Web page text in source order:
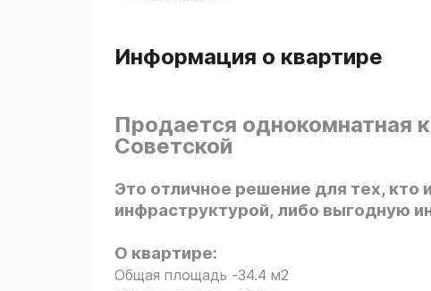
Информация о квартире
Продается однокомнатная
Советской
Это отличное решение для тех,
инфраструктурой, либо выгодную
О квартире:
Общая площадь -34.4 м2